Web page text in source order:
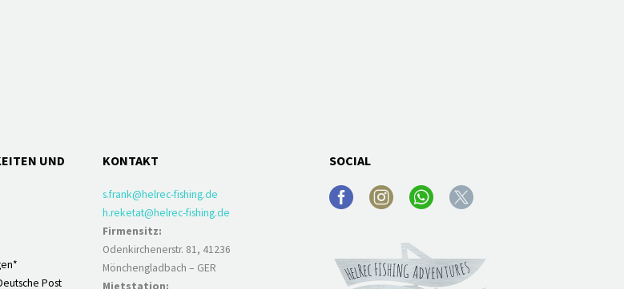
UND
Post
KONTAKT
s.frank@helrec-fishing.de
h.reketat@helrec-fishing.de
Firmensitz:
Odenkirchenerstr. 81, 41236
Mönchengladbach – GER
Mietstation:
SOCIAL